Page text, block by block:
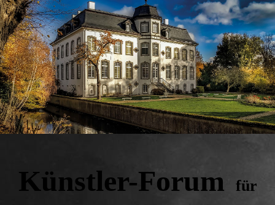
Künstler-Forum
für